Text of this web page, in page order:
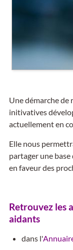
Une démarche de
initivatives
actuellement en
Elle nous
partager une
en faveur des
Retrouvez les
aidants
dans l'